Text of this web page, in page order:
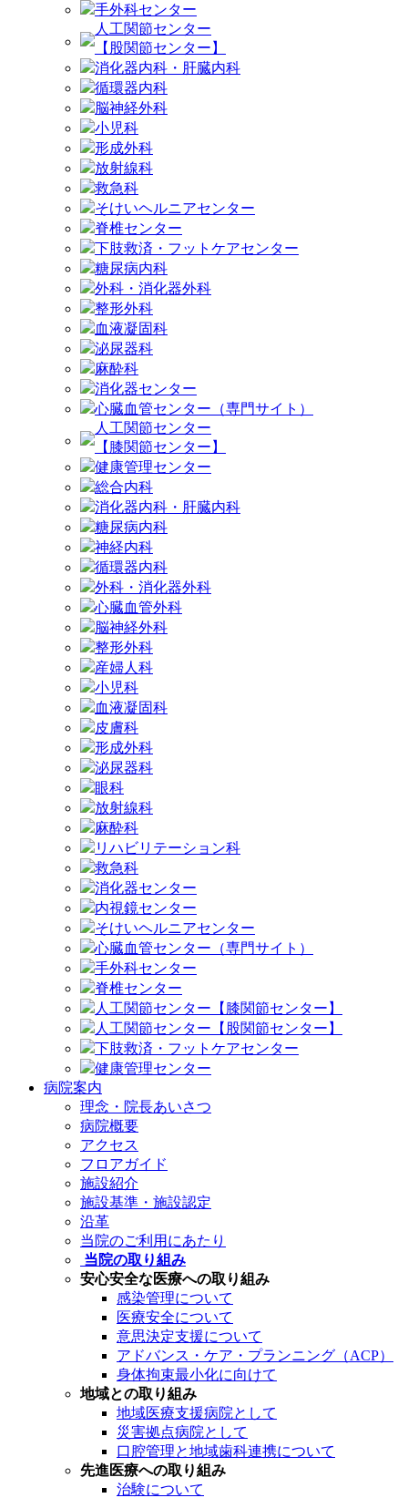
手外科センター
人工関節センター
【股関節センター】
消化器内科・肝臓内科
循環器内科
脳神経外科
小児科
形成外科
放射線科
救急科
そけいヘルニアセンター
脊椎センター
下肢救済・フットケアセンター
糖尿病内科
外科・消化器外科
整形外科
血液凝固科
泌尿器科
麻酔科
消化器センター
心臓血管センター（専門サイト）
人工関節センター
【膝関節センター】
健康管理センター
総合内科
消化器内科・肝臓内科
糖尿病内科
神経内科
循環器内科
外科・消化器外科
心臓血管外科
脳神経外科
整形外科
産婦人科
小児科
血液凝固科
皮膚科
形成外科
泌尿器科
眼科
放射線科
麻酔科
リハビリテーション科
救急科
消化器センター
内視鏡センター
そけいヘルニアセンター
心臓血管センター（専門サイト）
手外科センター
脊椎センター
人工関節センター【膝関節センター】
人工関節センター【股関節センター】
下肢救済・フットケアセンター
健康管理センター
病院案内
理念・院長あいさつ
病院概要
アクセス
フロアガイド
施設紹介
施設基準・施設認定
沿革
当院のご利用にあたり
当院の取り組み
安心安全な医療への取り組み
感染管理について
医療安全について
意思決定支援について
アドバンス・ケア・プランニング（ACP）
身体拘束最小化に向けて
地域との取り組み
地域医療支援病院として
災害拠点病院として
口腔管理と地域歯科連携について
先進医療への取り組み
治験について